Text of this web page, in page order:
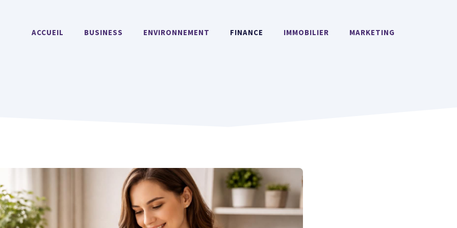
ACCUEIL BUSINESS ENVIRONNEMENT FINANCE IMMOBILIER MARKETING